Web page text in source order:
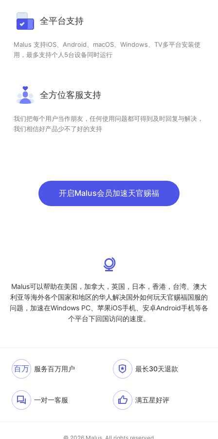
全平台支持
Malus 支持iOS、Android、macOS、Windows、TV多平台安装使
用，最多支持个人5台设备同时运行
全方位客服支持
我们把每个用户当作朋友，任何使用问题都可得到及时回复与解决，
我们相信好产品少不了好的支持
开启Malus会员加速天官赐福
Malus可以帮助在美国，加拿大，英国，日本，香港，台湾、澳大
利亚等海外各个国家和地区的华人解决国外如何玩天官赐福国服的
问题，加速在Windows PC、苹果iOS手机、安卓Android手机等各
个平台下回国访问的速度。
百万 服务百万用户 最长30天退款
一对一客服 满五星好评